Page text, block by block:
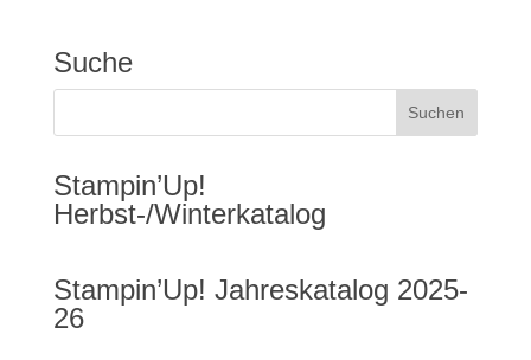
Suche
Stampin’Up!
Herbst-/Winterkatalog
Stampin’Up! Jahreskatalog 2025-
26